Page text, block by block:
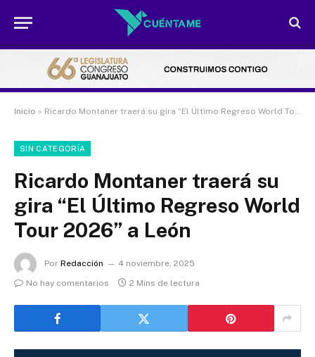
Inicio » Ricardo Montaner traerá su gira “El Último Regreso World Tour 2026” a León
SIN CATEGORÍA
Ricardo Montaner traerá su
gira “El Último Regreso World
Tour 2026” a León
Por Redacción
4 noviembre, 2025
No hay comentarios
2 Mins de lectura